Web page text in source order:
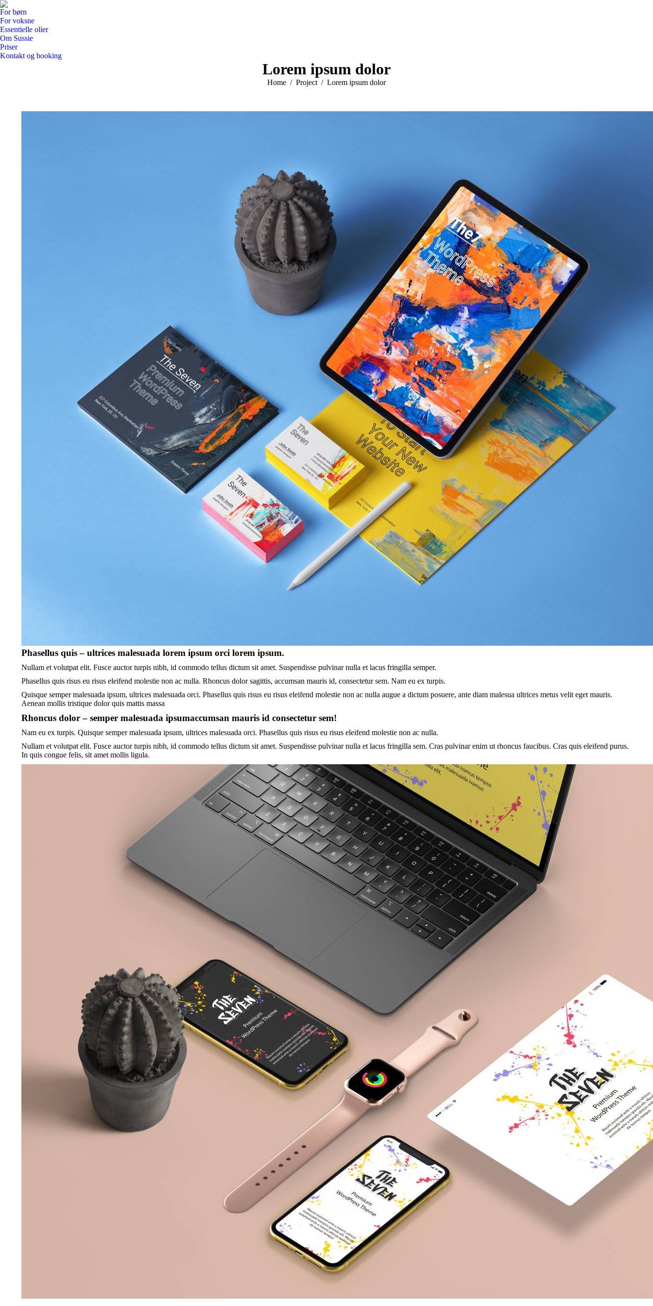
For børn
For voksne
Essentielle olier
Om Sussie
Priser
Kontakt og booking
Lorem ipsum dolor
You are here:
Home Project Lorem ipsum dolor
Phasellus quis – ultrices malesuada lorem ipsum orci lorem ipsum.
Nullam et volutpat elit. Fusce auctor turpis nibh, id commodo tellus dictum sit amet. Suspendisse pulvinar nulla et lacus fringilla semper.
Phasellus quis risus eu risus eleifend molestie non ac nulla. Rhoncus dolor sagittis, accumsan mauris id, consectetur sem. Nam eu ex turpis.
Quisque semper malesuada ipsum, ultrices malesuada orci. Phasellus quis risus eu risus eleifend molestie non ac nulla augue a dictum posuere, ante diam malesua ultrices metus velit eget mauris.
Aenean mollis tristique dolor quis mattis massa
Rhoncus dolor – semper malesuada ipsumaccumsan mauris id consectetur sem!
Nam eu ex turpis. Quisque semper malesuada ipsum, ultrices malesuada orci. Phasellus quis risus eu risus eleifend molestie non ac nulla.
Nullam et volutpat elit. Fusce auctor turpis nibh, id commodo tellus dictum sit amet. Suspendisse pulvinar nulla et lacus fringilla sem. Cras pulvinar enim ut rhoncus faucibus. Cras quis eleifend purus.
In quis congue felis, sit amet mollis ligula.